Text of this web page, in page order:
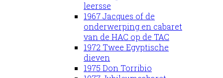
leersse
1967 Jacques of de
onderwerping en cabaret
van de HAC op de TAC
1972 Twee Egyptische
dieven
1975 Don Torribio